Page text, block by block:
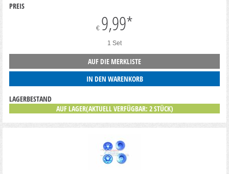
PREIS
€ 9,99*
1 Set
AUF DIE MERKLISTE
IN DEN WARENKORB
LAGERBESTAND
AUF LAGER(AKTUELL VERFÜGBAR: 2 STÜCK)